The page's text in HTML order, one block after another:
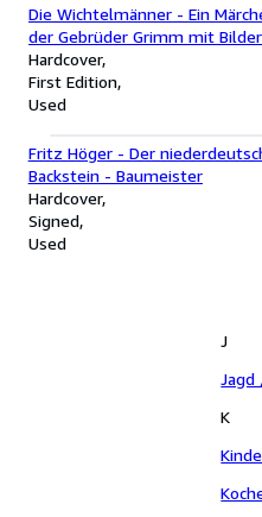
Die Wichtelmänner - Ein
der Gebrüder Grimm mit
von Katrin Brandt
Hardcover
First Edition
Used
Fritz Höger - Der
Backstein - Baumeister
Hardcover
Signed
Used
J
K